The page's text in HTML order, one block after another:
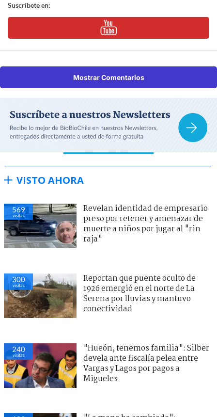
Suscríbete en:
Mostrar Comentarios
VISTO AHORA
569
visitas
Revelan identidad de empresario
preso por retener y amenazar de
muerte a niños por jugar al "rin
raja"
300
visitas
Reportan que puente oculto de
1926 emergió en el norte de La
Serena por lluvias y mantuvo
conectividad
240
visitas
"Hueón, tenemos familia": Silber
devela ante fiscalía pelea entre
Vargas y Lagos por pagos a
Migueles